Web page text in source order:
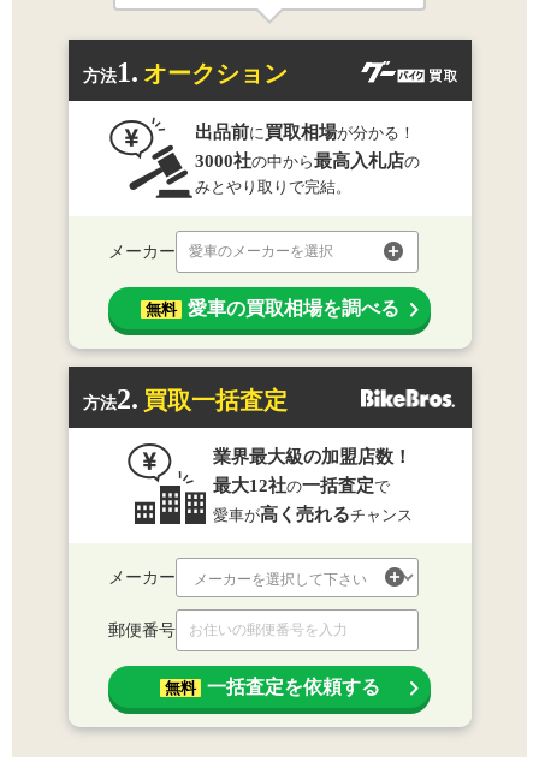
方法1. オークション
出品前に買取相場が分かる！
3000社の中から最高入札店の
みとやり取りで完結。
メーカー 愛車のメーカーを選択
無料 愛車の買取相場を調べる
方法2. 買取一括査定
業界最大級の加盟店数！
最大12社の一括査定で
愛車が高く売れるチャンス
メーカー
郵便番号
無料 一括査定を依頼する